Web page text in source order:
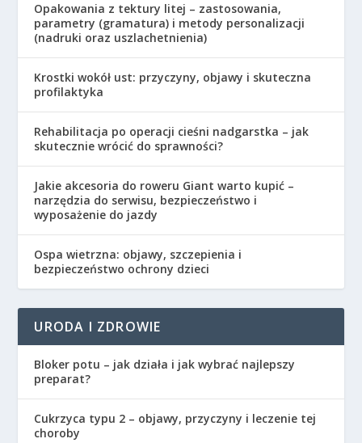
Opakowania z tektury litej – zastosowania,
parametry (gramatura) i metody personalizacji
(nadruki oraz uszlachetnienia)
Krostki wokół ust: przyczyny, objawy i skuteczna
profilaktyka
Rehabilitacja po operacji cieśni nadgarstka – jak
skutecznie wrócić do sprawności?
Jakie akcesoria do roweru Giant warto kupić –
narzędzia do serwisu, bezpieczeństwo i
wyposażenie do jazdy
Ospa wietrzna: objawy, szczepienia i
bezpieczeństwo ochrony dzieci
URODA I ZDROWIE
Bloker potu – jak działa i jak wybrać najlepszy
preparat?
Cukrzyca typu 2 – objawy, przyczyny i leczenie tej
choroby